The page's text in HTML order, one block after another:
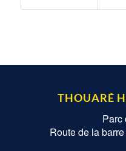
THOUARÉ
Parc
Route de la